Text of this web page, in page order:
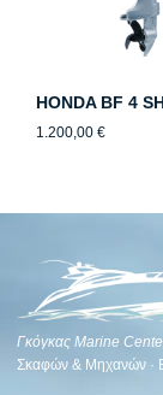
HONDA BF 4
1.200,00 €
Γκόγκας Μarine
Σκαφών & Μηχανών ·